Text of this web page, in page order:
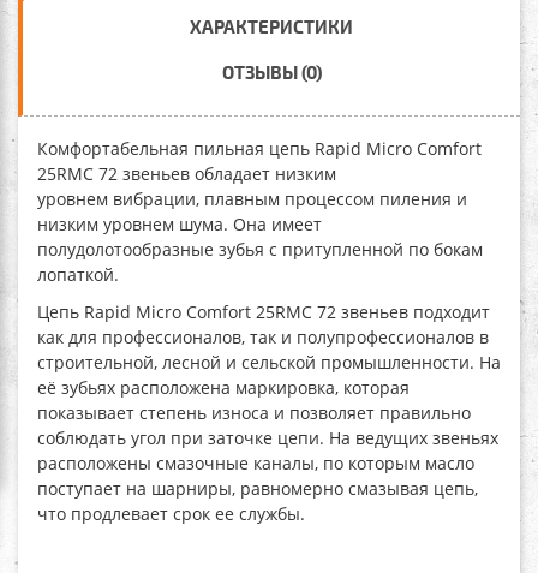
ХАРАКТЕРИСТИКИ
ОТЗЫВЫ (0)
Комфортабельная пильная цепь Rapid Micro Comfort
25RMC 72 звеньев обладает низким
уровнем вибрации, плавным процессом пиления и
низким уровнем шума. Она имеет
полудолотообразные зубья с притупленной по бокам
лопаткой.
Цепь Rapid Micro Comfort 25RMC 72 звеньев подходит
как для профессионалов, так и полупрофессионалов в
строительной, лесной и сельской промышленности. На
её зубьях расположена маркировка, которая
показывает степень износа и позволяет правильно
соблюдать угол при заточке цепи. На ведущих звеньях
расположены смазочные каналы, по которым масло
поступает на шарниры, равномерно смазывая цепь,
что продлевает срок ее службы.